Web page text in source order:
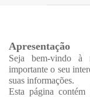
Apresentação
Seja bem-vindo à
importante o seu
suas informações.
Esta página contém